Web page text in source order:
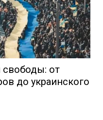
свободы: от
до украинского